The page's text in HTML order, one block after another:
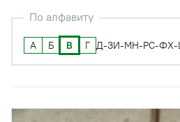
По алфавиту
А Б В Г Д-ЗИ-МН-РС-Ф